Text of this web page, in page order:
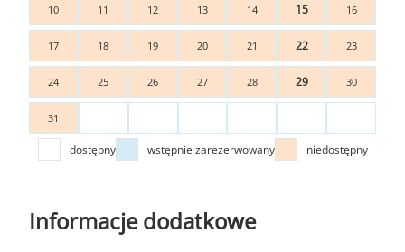
10 11 12 13 14 15 16
17 18 19 20 21 22 23
24 25 26 27 28 29 30
31
dostępny wstępnie zarezerwowany niedostępny
Informacje dodatkowe